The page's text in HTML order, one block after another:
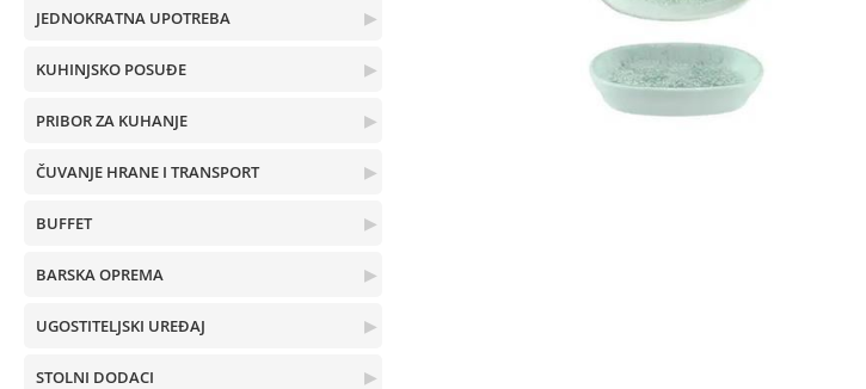
▶
JEDNOKRATNA UPOTREBA
▶
KUHINJSKO POSUĐE
▶
PRIBOR ZA KUHANJE
▶
ČUVANJE HRANE I TRANSPORT
▶
BUFFET
▶
BARSKA OPREMA
▶
UGOSTITELJSKI UREĐAJ
▶
STOLNI DODACI